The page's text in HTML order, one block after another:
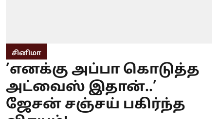
சினிமா
’எனக்கு அப்பா கொடுத்த
அட்வைஸ் இதான்..’
ஜேசன் சஞ்சய் பகிர்ந்த